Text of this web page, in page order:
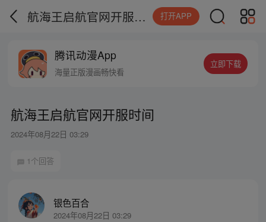
航海王启航官网开服时间 打开APP
腾讯动漫App
海量正版漫画畅快看
立即下载
航海王启航官网开服时间
2024年08月22日 03:29
1个回答
银色百合
2024年08月22日 03:29